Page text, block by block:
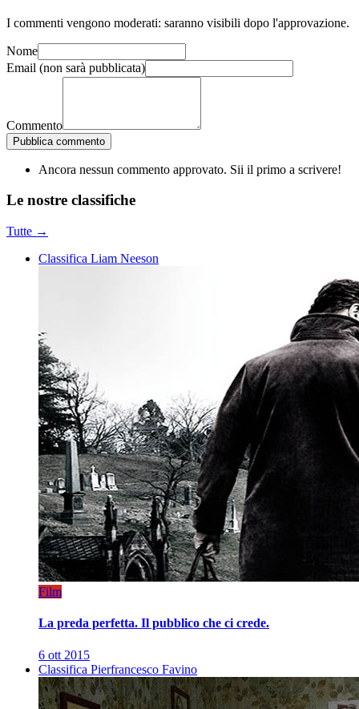
I commenti vengono moderati: saranno visibili dopo l'approvazione.
Nome
Email (non sarà pubblicata)
Commento
Pubblica commento
Ancora nessun commento approvato. Sii il primo a scrivere!
Le nostre classifiche
Tutte →
Classifica Liam Neeson
Film
La preda perfetta. Il pubblico che ci crede.
6 ott 2015
Classifica Pierfrancesco Favino